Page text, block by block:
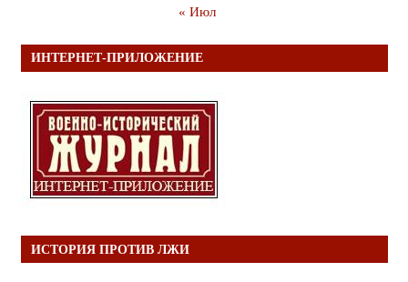
« Июл
ИНТЕРНЕТ-ПРИЛОЖЕНИЕ
ИСТОРИЯ ПРОТИВ ЛЖИ